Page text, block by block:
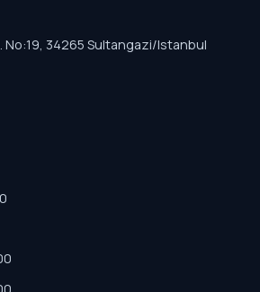
No:19, 34265 Sultangazi/Istanbul